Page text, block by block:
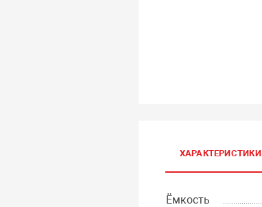
ХАРАКТЕРИСТИКИ
Ёмкость